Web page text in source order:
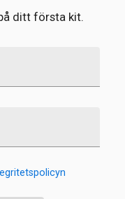
ditt första kit.